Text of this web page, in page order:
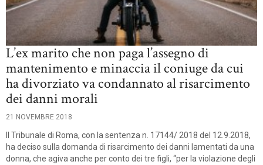
L’ex marito che non paga l’assegno di
mantenimento e minaccia il coniuge da cui
ha divorziato va condannato al risarcimento
dei danni morali
21 NOVEMBRE 2018
Il Tribunale di Roma, con la sentenza n. 17144/ 2018 del 12.9.2018,
ha deciso sulla domanda di risarcimento dei danni lamentati da una
donna, che agiva anche per conto dei tre figli, “per la violazione degli